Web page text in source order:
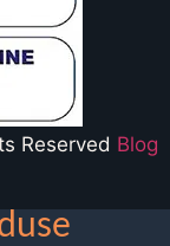
Reserved Blog